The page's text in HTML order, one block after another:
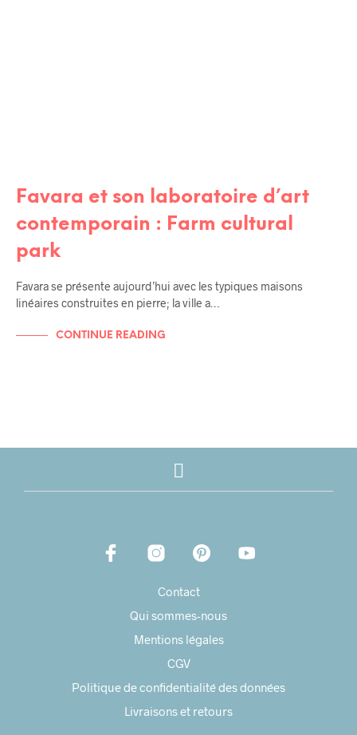
Favara et son laboratoire d’art
contemporain : Farm cultural
park
Favara se présente aujourd’hui avec les typiques maisons
linéaires construites en pierre; la ville a…
CONTINUE READING
Contact
Qui sommes-nous
Mentions légales
CGV
Politique de confidentialité des données
Livraisons et retours